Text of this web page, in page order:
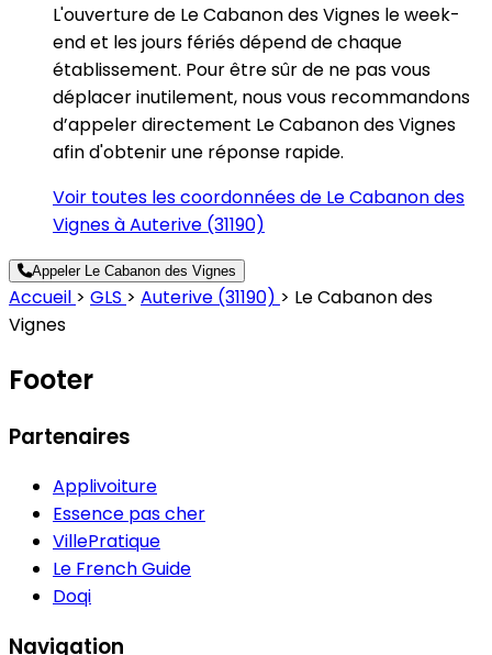
L'ouverture de Le Cabanon des Vignes le week-
end et les jours fériés dépend de chaque
établissement. Pour être sûr de ne pas vous
déplacer inutilement, nous vous recommandons
d’appeler directement Le Cabanon des Vignes
afin d'obtenir une réponse rapide.
Voir toutes les coordonnées de Le Cabanon des
Vignes à Auterive (31190)
Appeler Le Cabanon des Vignes
Accueil > GLS > Auterive (31190) > Le Cabanon des
Vignes
Footer
Partenaires
Applivoiture
Essence pas cher
VillePratique
Le French Guide
Doqi
Navigation